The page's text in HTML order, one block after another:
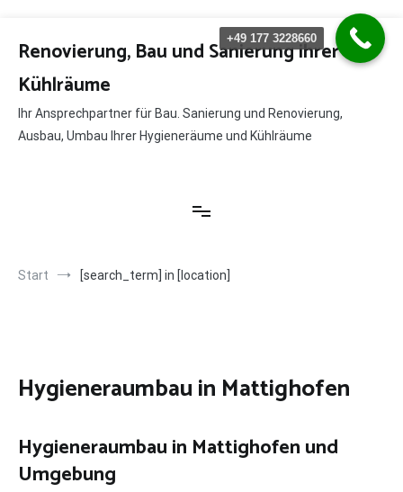
Inhalt
springen
Renovierung, Bau und Sanierung ihrer
Kühlräume
Ihr Ansprechpartner für Bau. Sanierung und Renovierung,
Ausbau, Umbau Ihrer Hygieneräume und Kühlräume
Start [search_term] in [location]
Hygieneraumbau in Mattighofen
Hygieneraumbau in Mattighofen und
Umgebung
+49 177 3228660